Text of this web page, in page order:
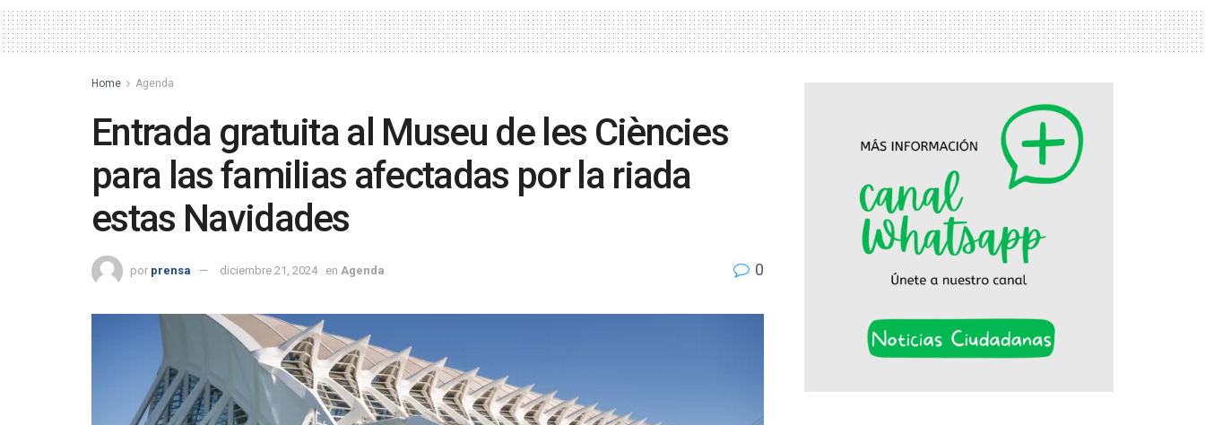
Home Agenda
Entrada gratuita al Museu de les Ciències
para las familias afectadas por la riada
estas Navidades
por prensa diciembre 21, 2024 en Agenda 0